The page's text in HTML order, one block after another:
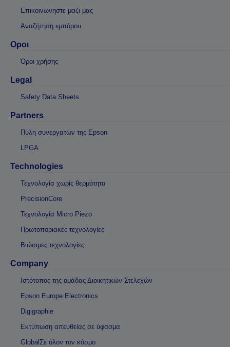
Επικοινωνηστε μαζι μας
Αναζήτηση εμπόρου
Οροι
Όροι χρήσης
Legal
Safety Data Sheets
Partners
Πύλη συνεργατών της Epson
LPGA
Technologies
Τεχνολογία χωρίς θερμότητα
PrecisionCore
Τεχνολογία Micro Piezo
Πρωτοποριακές τεχνολογίες
Βιώσιμες τεχνολογίες
Company
Ιστότοπος της ομάδας Διοικητικών Στελεχών
Epson Europe Electronics
Digigraphie
Εκτύπωση απευθείας σε ύφασμα
GlobalΣε όλον τον κόσμο